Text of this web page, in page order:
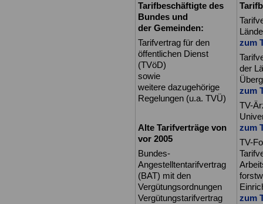
Tarifbeschäftigte des
Bundes und
der Gemeinden:
Tarifvertrag für den
öffentlichen Dienst
(TVöD)
sowie
weitere dazugehörige
Regelungen (u.a. TVÜ)
Alte Tarifverträge von
vor 2005
Bundes-
Angestelltentarifvertrag
(BAT) mit den
Vergütungsordnungen
Vergütungstarifvertrag
zum
der
zum
TV-
zum
TV-
zum